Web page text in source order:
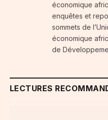
économique
enquêtes et
sommets de
économique
de
LECTURES